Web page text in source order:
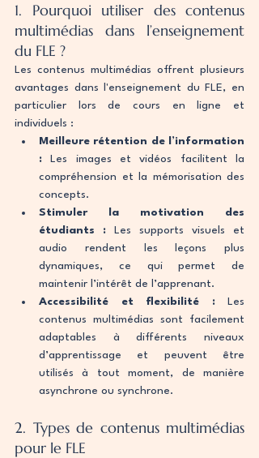
1. Pourquoi utiliser des contenus
multimédias dans l’enseignement
du FLE ?
Les contenus multimédias offrent plusieurs
avantages dans l'enseignement du FLE, en
particulier lors de cours en ligne et
individuels :
Meilleure rétention de l’information
: Les images et vidéos facilitent la
compréhension et la mémorisation des
concepts.
Stimuler la motivation des
étudiants : Les supports visuels et
audio rendent les leçons plus
dynamiques, ce qui permet de
maintenir l’intérêt de l’apprenant.
Accessibilité et flexibilité : Les
contenus multimédias sont facilement
adaptables à différents niveaux
d’apprentissage et peuvent être
utilisés à tout moment, de manière
asynchrone ou synchrone.
2. Types de contenus multimédias
pour le FLE